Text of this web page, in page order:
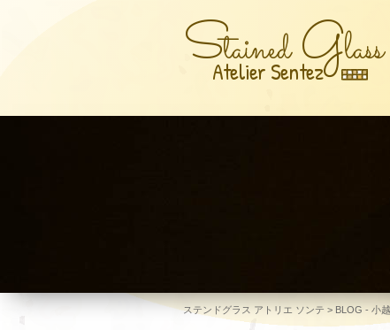
Stained Glass
Atelier Sentez
ステンドグラス アトリエ ソンテ > BLOG - 小